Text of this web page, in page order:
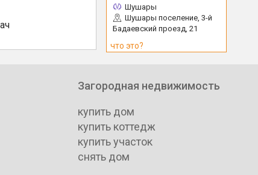
Шушары
Шушары поселение, 3-й
Бадаевский проезд, 21
что это?
Загородная недвижимость
купить дом
купить коттедж
купить участок
снять дом